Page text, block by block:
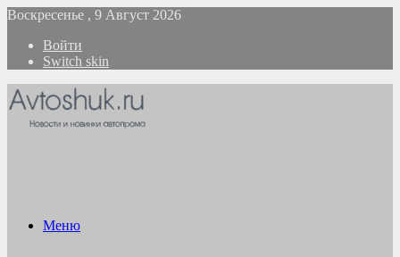
Воскресенье , 9 Август 2026
Войти
Switch skin
Меню